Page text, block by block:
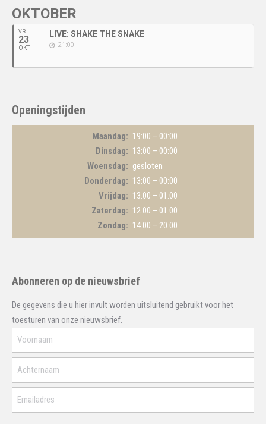
OKTOBER
VR
23
OKT
LIVE: SHAKE THE SNAKE
21:00
Openingstijden
Maandag
19:00 – 00:00
Dinsdag
13:00 – 00:00
Woensdag
gesloten
Donderdag
13:00 – 00:00
Vrijdag
13:00 – 01:00
Zaterdag
12:00 – 01:00
Zondag
14:00 – 20:00
Abonneren op de nieuwsbrief
De gegevens die u hier invult worden uitsluitend gebruikt voor het
toesturen van onze nieuwsbrief.